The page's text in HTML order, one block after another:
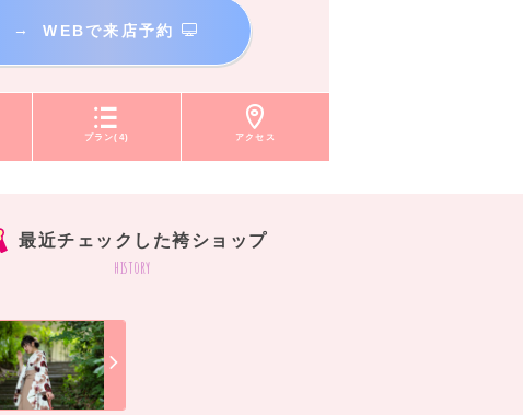
→ WEBで来店予約
プラン(4) アクセス
最近チェックした袴ショップ
history